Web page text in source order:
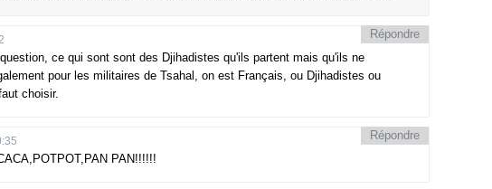
ce qui sont sont des Djihadistes qu'ils partent mais qu'ils ne
pour les militaires de Tsahal, on est Français, ou Djihadistes ou
choisir.
Répondre
PAN!!!!!!
Répondre